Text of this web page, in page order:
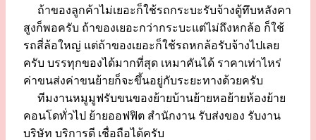
ถ้าของลูกค้าไม่เยอะก็ใช้รถกระบะรับจ้างตู้ทึบหลังคา
สูงก็พอครับ ถ้าของเยอะกว่ากระบะแต่ไม่ถึงหกล้อ ก็ใช้
รถสี่ล้อใหญ่ แต่ถ้าของเยอะก็ใช้รถหกล้อรับจ้างไปเลย
ครับ บรรทุกของได้มากที่สุด เหมาคันได้ ราคาเท่าไหร่
ค่าขนส่งค่าขนย้ายก็จะขึ้นอยู่กับระยะทางด้วยครับ
ทีมงานหมูมูฟรับขนของย้ายบ้านย้ายหอย้ายห้องย้าย
คอนโดทั่วไป ย้ายออฟฟิต สำนักงาน รับส่งของ รับงาน
บริษัท บริการดี เชื่อถือได้ครับ